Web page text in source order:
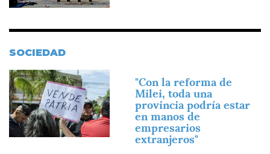
SOCIEDAD
Imagen
"Con la reforma de
Milei, toda una
provincia podría estar
en manos de
empresarios
extranjeros"